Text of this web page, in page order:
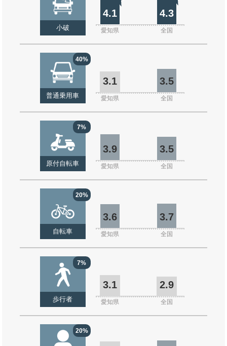
小破
4.1 4.3
愛知県 全国
40%
普通乗用車
3.1 3.5
愛知県 全国
7%
原付自転車
3.9 3.5
愛知県 全国
20%
自転車
3.6 3.7
愛知県 全国
7%
歩行者
3.1 2.9
愛知県 全国
20%